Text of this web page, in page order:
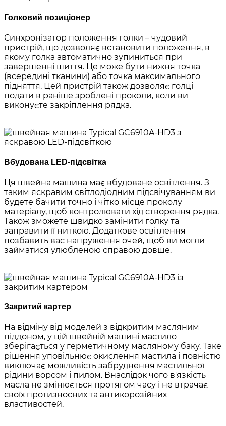
Голковий позиціонер
Синхронізатор положення голки – чудовий
пристрій, що дозволяє встановити положення, в
якому голка автоматично зупиниться при
завершенні шиття. Це може бути нижня точка
(всередині тканини) або точка максимального
підняття. Цей пристрій також дозволяє голці
подати в раніше зроблені проколи, коли ви
виконуєте закріплення рядка.
Вбудована LED-підсвітка
Ця швейна машина має вбудоване освітлення. З
таким яскравим світлодіодним підсвічуванням ви
будете бачити точно і чітко місце проколу
матеріалу, щоб контролювати хід створення рядка.
Також зможете швидко замінити голку та
заправити її ниткою. Додаткове освітлення
позбавить вас напруження очей, щоб ви могли
займатися улюбленою справою довше.
Закритий картер
На відміну від моделей з відкритим масляним
піддоном, у цій швейній машині мастило
зберігається у герметичному масляному баку. Таке
рішення уповільнює окислення мастила і повністю
виключає можливість забруднення мастильної
рідини ворсом і пилом. Внаслідок чого в'язкість
масла не змінюється протягом часу і не втрачає
своїх протизносних та антикорозійних
властивостей.